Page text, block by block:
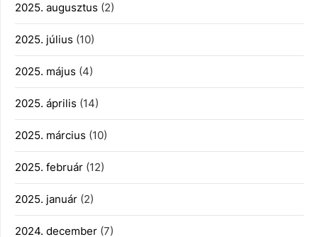
2025. augusztus (2)
2025. július (10)
2025. május (4)
2025. április (14)
2025. március (10)
2025. február (12)
2025. január (2)
2024. december (7)